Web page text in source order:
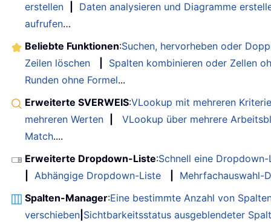
erstellen
Daten analysieren und Diagramme
aufrufen…
Beliebte Funktionen:Suchen, hervorheben oder
Zeilen löschen
Spalten kombinieren oder Zellen
Runden ohne Formel...
Erweiterte SVERWEIS:VLookup mit mehreren
mehreren Werten
VLookup über mehrere
Match....
Erweiterte Dropdown-Liste:Schnell eine
Abhängige Dropdown-Liste
Mehrfachauswahl-
Spalten-Manager:Eine bestimmte Anzahl von
verschieben Sichtbarkeitsstatus ausgeblendeter